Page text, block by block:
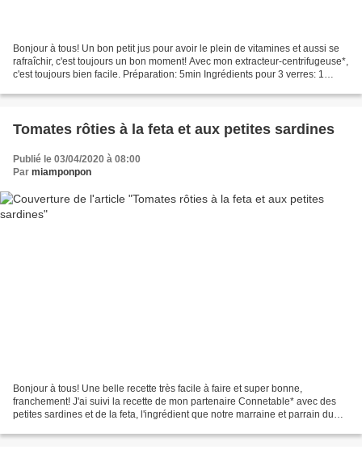
Bonjour à tous! Un bon petit jus pour avoir le plein de vitamines et aussi se
rafraîchir, c'est toujours un bon moment! Avec mon extracteur-centrifugeuse*,
c'est toujours bien facile. Préparation: 5min Ingrédients pour 3 verres: 1
Tomates rôties à la feta et aux petites sardines
Publié le 03/04/2020 à 08:00
Par miamponpon
Bonjour à tous! Une belle recette très facile à faire et super bonne,
franchement! J'ai suivi la recette de mon partenaire Connetable* avec des
petites sardines et de la feta, l'ingrédient que notre marraine et parrain du